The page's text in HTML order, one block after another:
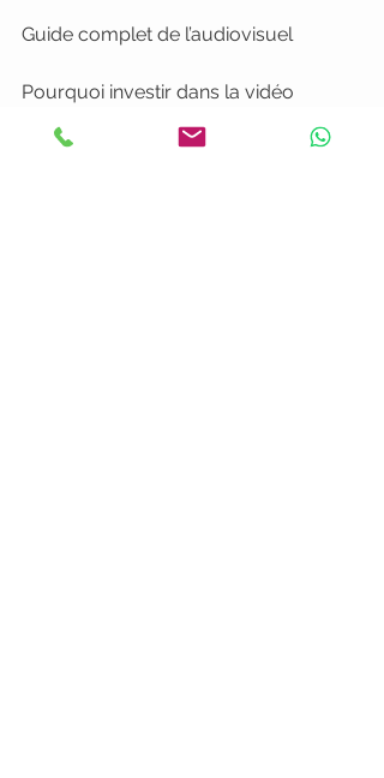
Guide complet de l’audiovisuel
Pourquoi investir dans la vidéo
professionnelle